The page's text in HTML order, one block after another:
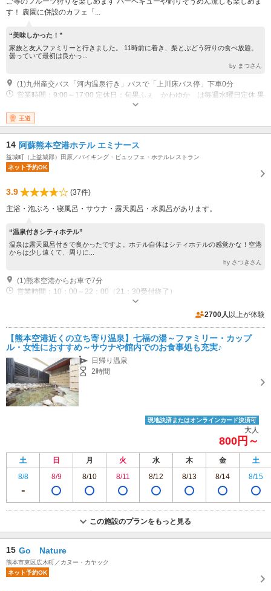
す！ 農園に併設のカフェ「...
“美味しかった！”
家族と友人ファミリーと行きました。 11時前に着き、梨とぶどう狩りの食べ放題。
曇っていて最初は良かっ...
by まつさん
(1)九州産交バス「河内温泉行き」バスで「上川床バス停」下車0分
営業時間：9:00～17:00 定休日：旬果ふぇ かわゆか は毎週水曜日定休 果
王道
14 阿蘇熊本空港ホテル エミナース
益城町（上益城郡）田原／バイキング・ビュッフェ・ホテルレストラン
ネット予約OK
3.9
(37件)
主浴・泡ぶろ・寝風呂・サウナ・露天風呂・水風呂があります。
“温泉付きシティホテル”
温泉は露天風呂付きで良かったですよ。ホテル自体はシティホテルの感覚かな！空港
からは少し遠くて、周りに...
by さつきさん
(1)熊本空港からお車で7分
営業時間：10：00～22：00（21：30受付終了）
2700人 以上が体験
【熊本空港近くの立ち寄り温泉】七福の湯～ファミリー・カップ
ル・女性におすすめ～サウナや館内でのお食事処も充実♪
日帰り温泉
2時間
現地決済またはオンラインカード決済可
大人
800円～
土 日 月 火 水 木 金
土
8/8
8/9 8/10 8/11 8/12 8/13 8/14 8/15
この施設のプランをもっと見る
15 Go Nature
熊本市東区広木町／カヌー・カヤック
ネット予約OK